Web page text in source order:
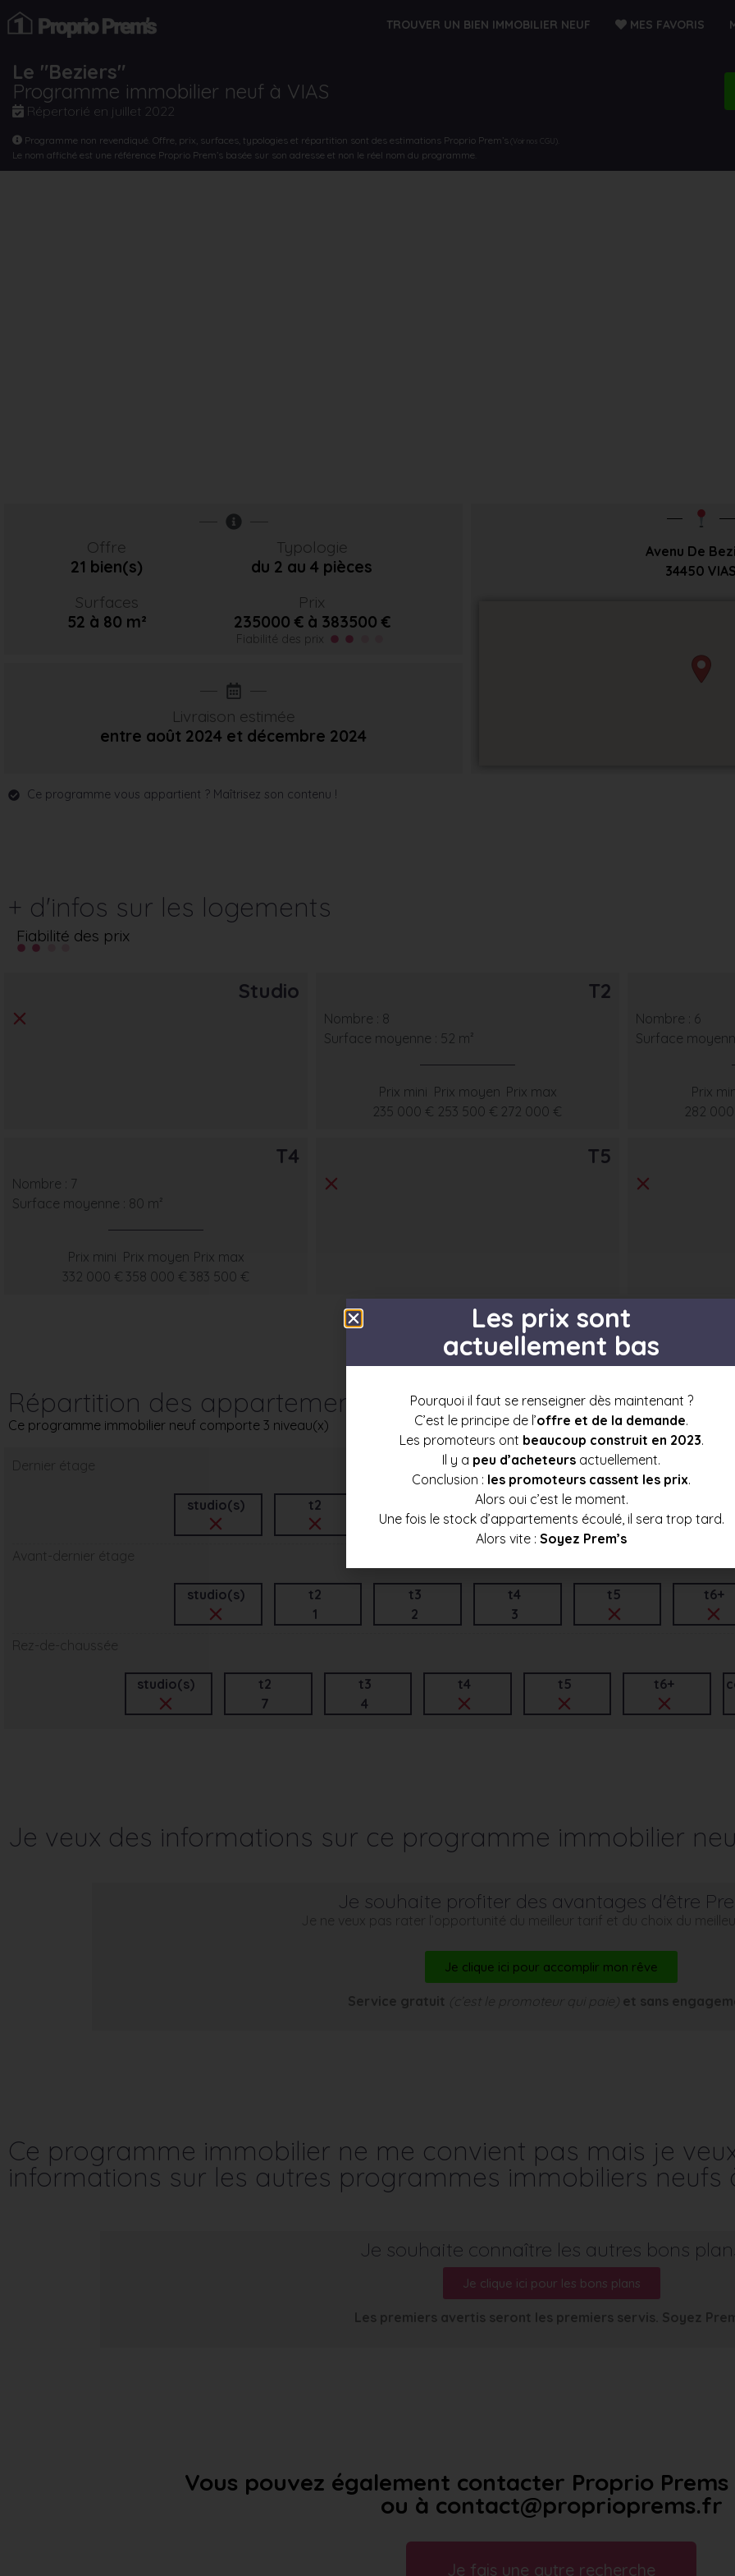
TROUVER UN BIEN IMMOBILIER NEUF MES FAVORIS
Le "Beziers"
Programme immobilier neuf à VIAS
Répertorié en juillet 2022
Programme non revendiqué. Offre, prix, surfaces, typologies et répartition sont des estimations Proprio Prem’s (Voir nos CGU)
Le nom affiché est une référence Proprio Prem’s basée sur son adresse et non le réel nom du programme.
Offre
21 bien(s)
Typologie
du 2 au 4 pièces
Surfaces
52 à 80 m²
Prix
235000 € à 383500 €
Fiabilité des prix
Livraison estimée
entre août 2024 et décembre 2024
Avenu De
34450VIAS
Ce programme vous appartient ? Maîtrisez son contenu !
+ d'infos sur les logements
Fiabilité des prix
Studio T2
Nombre : 8
Surface moyenne : 52 m²
Prix mini
235 000 €
Prix moyen
253 500 €
Prix max
272 000 €
Nombre : 6
Surface
Prix
282
T4
Nombre : 7
Surface moyenne : 80 m²
Prix mini
332 000 €
Prix moyen
358 000 €
Prix max
383 500 €
T5
Répartition des appartements par étage
Ce programme immobilier neuf comporte 3 niveau(x)
Dernier étage
studio(s) t2
t4
4
t5
Avant-dernier étage
studio(s)
t2
1
t3
2
t4
3
t5 t6+
Rez-de-chaussée
studio(s)
t2
7
t3
4
t4 t5 t6+
Je veux des informations sur ce programme immobilier
Je souhaite profiter des avantages d'être
Je ne veux pas rater l’opportunité du meilleur tarif et du choix du
Je clique ici pour accomplir mon rêve
Service gratuit (c’est le promoteur qui paie) et sans
Ce programme immobilier ne me convient pas mais je
informations sur les autres programmes immobiliers neufs
Je souhaite connaître les autres bons
Je clique ici pour les bons plans
Les premiers avertis seront les premiers servis. Soyez
Vous pouvez également contacter Proprio Prems
ou à contact@proprioprems.fr
Je fais une autre recherche
Les prix sont
actuellement bas
Pourquoi il faut se renseigner dès maintenant ?
C’est le principe de l’offre et de la demande.
Les promoteurs ont beaucoup construit en 2023.
Il y a peu d’acheteurs actuellement.
Conclusion : les promoteurs cassent les prix.
Alors oui c’est le moment.
Une fois le stock d’appartements écoulé, il sera trop tard.
Alors vite : Soyez Prem’s